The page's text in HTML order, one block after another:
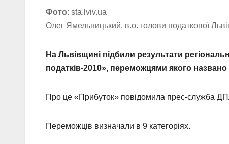
Фото: sta.lviv.ua
Олег Ямельницький, в.о. голови податкової
На Львівщині підбили результати
податків-2010», переможцями якого названо
Про це «Прибуток» повідомила прес-служба ДПА
Переможців визначали в 9 категоріях.